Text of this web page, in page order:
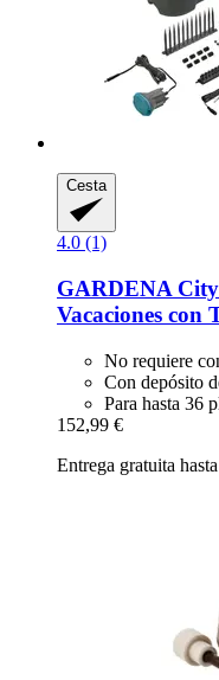
Cesta
4.0 (1)
GARDENA
Vacaciones con
No requiere
Con depósito
Para hasta 36
152,99 €
Entrega gratuita